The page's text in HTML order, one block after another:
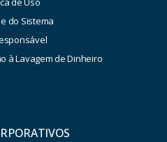
do Sistema
à Lavagem de Dinheiro